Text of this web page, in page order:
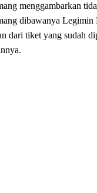
menggambarkan
dibawanya
dari tiket yang sudah